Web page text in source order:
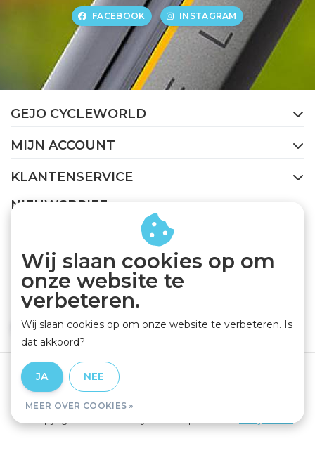
FACEBOOK INSTAGRAM
GEJO CYCLEWORLD
MIJN ACCOUNT
KLANTENSERVICE
NIEUWSBRIEF
Abonneer je op onze nieuwsbrief om op de hoogte te
ABONNEER
Algemene voorwaarden
Wij slaan cookies op om
onze website te
verbeteren.
Wij slaan cookies op om onze website te verbeteren. Is
dat akkoord?
JA NEE
MEER OVER COOKIES »